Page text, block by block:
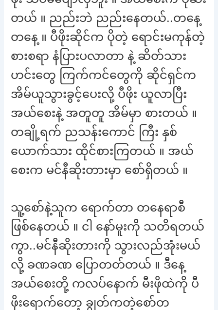
တယ် ။ ညည်းဘဲ ညည်းနေတယ်..တနေ့
တနေ့ ။ ပီဖိုးဆိုင်က ပိုတဲ့ ရောင်းမကုန်တဲ့
စားစရာ နံပြားပလာတာ နဲ့ ဆိတ်သား
ဟင်းတွေ ကြက်ကင်တွေကို ဆိုင်ရှင်က
အိမ်ယူသွားခွင့်ပေးလို့ ပီဖိုး ယူလာပြီး
အယ်စေးနဲ့ အတူတူ အိမ်မှာ စားတယ် ။
တချို့ရက် ညသန်းကောင် ကြီး နှစ်
ယောက်သား ထိုင်စားကြတယ် ။ အယ်
စေးက မင်နီဆိုးတားမှာ စော်ရှိတယ် ။
သူ့စော်နဲ့သူက ရောက်တာ တနေရာစီ
ဖြစ်နေတယ် ။ ငါ နော်မူးကို သတိရတယ်
ကွာ..မင်နီဆိုးတားကို သွားလည်အုံးမယ်
လို့ ခဏခဏ ပြောတတ်တယ် ။ ဒီနေ့
အယ်စေးတို့ ကလပ်နောက် မီးဖိုထဲကို ပီ
ဖိုးရောက်တော့ ချွတ်ကတဲ့စော်တ